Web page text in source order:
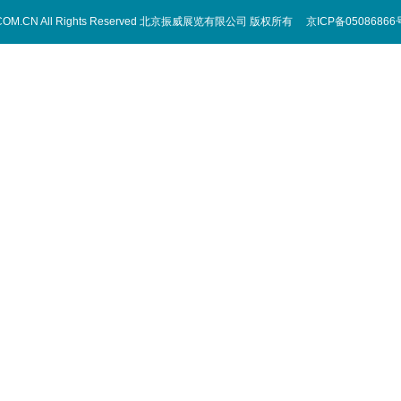
All Rights Reserved 北京振威展览有限公司 版权所有 京ICP备